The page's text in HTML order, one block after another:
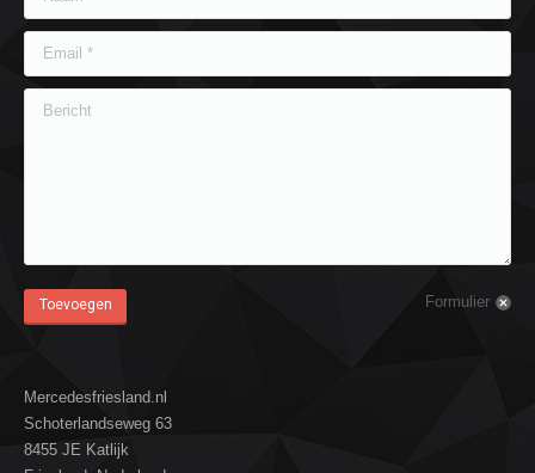
Email *
Bericht
Toevoegen Formulier
Mercedesfriesland.nl
Schoterlandseweg 63
8455 JE Katlijk